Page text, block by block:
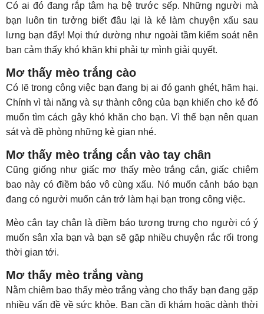
Có ai đó đang rắp tâm hạ bệ trước sếp. Những người mà
bạn luôn tin tưởng biết đâu lại là kẻ làm chuyện xấu sau
lưng bạn đấy! Mọi thứ dường như ngoài tầm kiểm soát nên
bạn cảm thấy khó khăn khi phải tự mình giải quyết.
Mơ thấy mèo trắng cào
Có lẽ trong công việc bạn đang bị ai đó ganh ghét, hãm hại.
Chính vì tài năng và sự thành công của bạn khiến cho kẻ đó
muốn tìm cách gây khó khăn cho bạn. Vì thế bạn nên quan
sát và đề phòng những kẻ gian nhé.
Mơ thấy mèo trắng cắn vào tay chân
Cũng giống như giấc mơ thấy mèo trắng cắn, giấc chiêm
bao này có điềm báo vô cùng xấu. Nó muốn cảnh báo bạn
đang có người muốn cản trở làm hại bạn trong công việc.
Mèo cắn tay chân là điềm báo tượng trưng cho người có ý
muốn sân xỉa bạn và bạn sẽ gặp nhiều chuyện rắc rối trong
thời gian tới.
Mơ thấy mèo trắng vàng
Nằm chiêm bao thấy mèo trắng vàng cho thấy bạn đang gặp
nhiều vấn đề về sức khỏe. Bạn cần đi khám hoặc dành thời